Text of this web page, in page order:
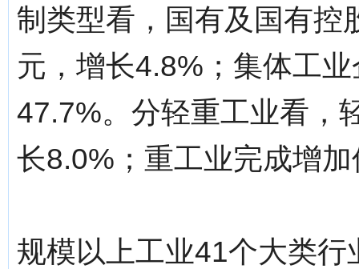
制类型看，国有及国有控
元，增长4.8%；集体工
47.7%。分轻重工业看，
长8.0%；重工业完成增
规模以上工业41个大类